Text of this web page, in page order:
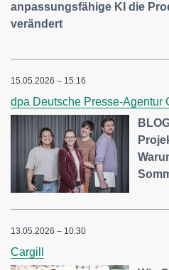
anpassungsfähige KI die
verändert
15.05.2026 – 15:16
dpa Deutsche Presse-Agentur
13.05.2026 – 10:30
Cargill